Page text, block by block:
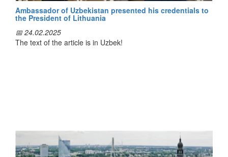
Ambassador of Uzbekistan presented his credentials to
the President of Lithuania
📅 24.02.2025
The text of the article is in Uzbek!